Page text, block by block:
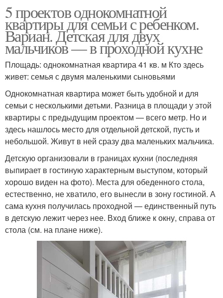
5 проектов однокомнатной
квартиры для семьи с ребенком.
Вариан. Детская для двух
мальчиков — в проходной кухне
Площадь: однокомнатная квартира 41 кв. м Кто здесь
живет: семья с двумя маленькими сыновьями
Однокомнатная квартира может быть удобной и для
семьи с несколькими детьми. Разница в площади у этой
квартиры с предыдущим проектом — всего метр. Но и
здесь нашлось место для отдельной детской, пусть и
небольшой. Живут в ней сразу два маленьких мальчика.
Детскую организовали в границах кухни (последняя
выпирает в гостиную характерным выступом, который
хорошо виден на фото). Места для обеденного стола,
естественно, не хватило, его вынесли в зону гостиной. А
сама кухня получилась проходной — единственный путь
в детскую лежит через нее. Вход ближе к окну, справа от
стола (см. на плане ниже).